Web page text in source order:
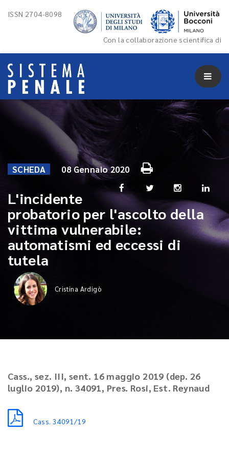
ISSN 2704-8098
Con la collaborazione scientifica di
SCHEDA 08 Gennaio 2020
L'incidente
probatorio per l'ascolto della
vittima vulnerabile:
automatismi ed eccessi di
tutela
Cristina Ardigò
Cass., sez. III, sent. 16 maggio 2019 (dep. 26
luglio 2019), n. 34091, Pres. Rosi, Est. Reynaud
Cass. 34091/19